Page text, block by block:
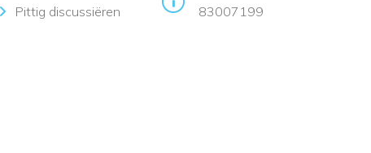
Pittig discussiëren
83007199